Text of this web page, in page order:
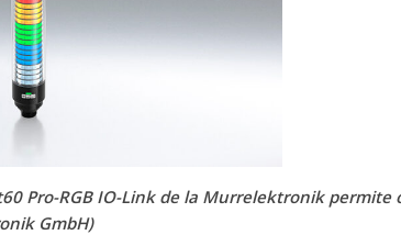
Pro-RGB IO-Link de la Murrelektronik permite
GmbH)